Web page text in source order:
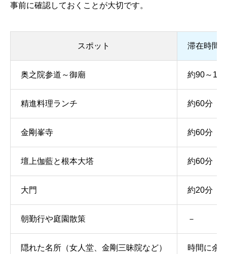
事前に確認しておくことが大切です。
スポット 滞在時間
奥之院参道～御廟 約90～
精進料理ランチ 約60分
金剛峯寺 約60分
壇上伽藍と根本大塔 約60分
大門 約20分
朝勤行や庭園散策 －
隠れた名所（女人堂、金剛三昧院など） 時間に余